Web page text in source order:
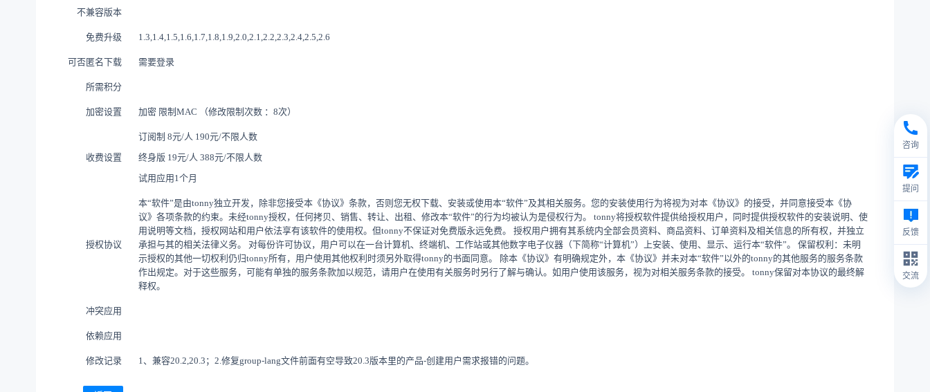
不兼容版本
免费升级 1.3,1.4,1.5,1.6,1.7,1.8,1.9,2.0,2.1,2.2,2.3,2.4,2.5,2.6
可否匿名下载 需要登录
所需积分
加密设置 加密 限制MAC （修改限制次数 ：8次）
收费设置
订阅制 8元/人 190元/不限人数
终身版 19元/人 388元/不限人数
试用应用1个月
授权协议
本“软件”是由tonny独立开发，除非您接受本《协议》条款，否则您无权下载、安装或使用本“软件”及其相关服务。您的安装使用行为将视为对本《协议》的接受，并同意接受本《协
议》各项条款的约束。未经tonny授权，任何拷贝、销售、转让、出租、修改本“软件”的行为均被认为是侵权行为。 tonny将授权软件提供给授权用户，同时提供授权软件的安装说明、使
用说明等文档，授权网站和用户依法享有该软件的使用权。但tonny不保证对免费版永远免费。 授权用户拥有其系统内全部会员资料、商品资料、订单资料及相关信息的所有权，并独立
承担与其的相关法律义务。 对每份许可协议，用户可以在一台计算机、终端机、工作站或其他数字电子仪器（下简称“计算机”）上安装、使用、显示、运行本“软件”。 保留权利：未明
示授权的其他一切权利仍归tonny所有，用户使用其他权利时须另外取得tonny的书面同意。 除本《协议》有明确规定外，本《协议》并未对本“软件”以外的tonny的其他服务的服务条款
作出规定。对于这些服务，可能有单独的服务条款加以规范，请用户在使用有关服务时另行了解与确认。如用户使用该服务，视为对相关服务条款的接受。 tonny保留对本协议的最终解
释权。
冲突应用
依赖应用
修改记录 1、兼容20.2,20.3；2.修复group-lang文件前面有空导致20.3版本里的产品-创建用户需求报错的问题。
咨询
提问
反馈
交流